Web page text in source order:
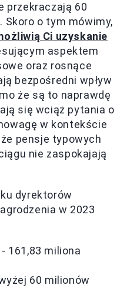
przekraczają 60
Skoro o tym mówimy,
Ci uzyskanie
aspektem
oraz rosnące
bezpośredni wpływ
że są to naprawdę
się wciąż pytania o
w kontekście
pensje typowych
nie zaspokajają
dyrektorów
w 2023
161,83 miliona
60 milionów